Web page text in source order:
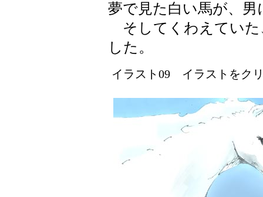
夢で見た白い馬が、
そしてくわえていた
した。
イラスト09 イラストをク